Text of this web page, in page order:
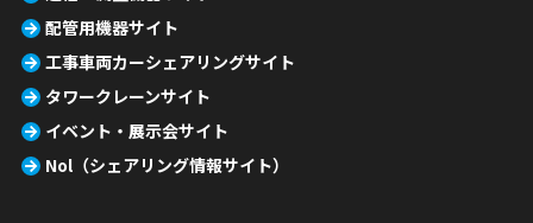
配管用機器サイト
工事車両カーシェアリングサイト
タワークレーンサイト
イベント・展示会サイト
Nol（シェアリング情報サイト）